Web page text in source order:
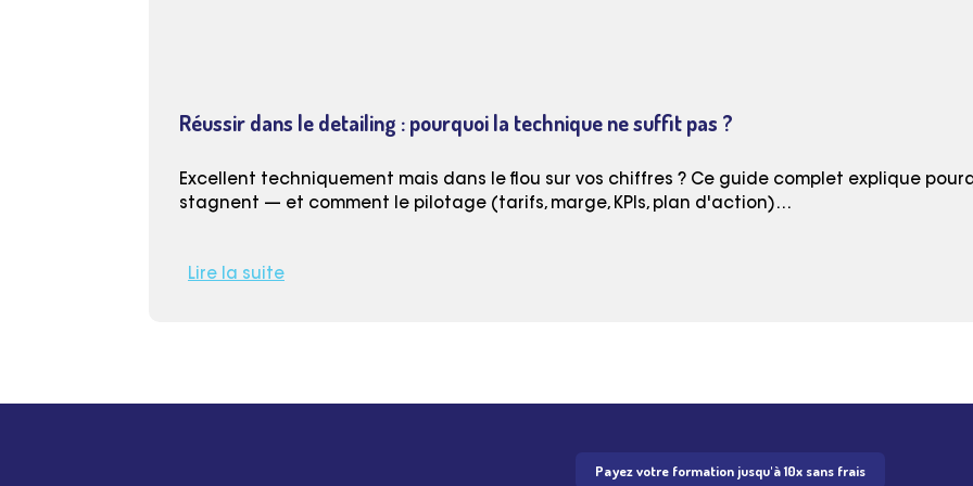
Réussir dans le detailing : pourquoi la technique ne suffit pas ?
Excellent techniquement mais dans le flou sur vos chiffres ? Ce guide complet explique
stagnent — et comment le pilotage (tarifs, marge, KPIs, plan d'action)…
Lire la suite
Payez votre formation jusqu'à 10x sans frais